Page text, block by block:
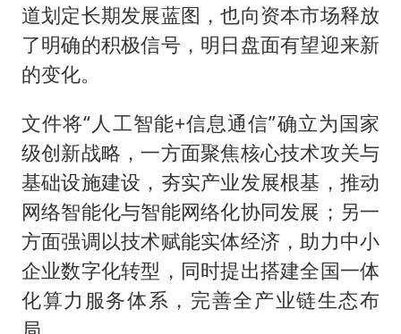
道划定长期发展蓝图，也向资本市场释放
了明确的积极信号，明日盘面有望迎来新
的变化。
文件将“人工智能+信息通信”确立为国家
级创新战略，一方面聚焦核心技术攻关与
基础设施建设，夯实产业发展根基，推动
网络智能化与智能网络化协同发展；另一
方面强调以技术赋能实体经济，助力中小
企业数字化转型，同时提出搭建全国一体
化算力服务体系，完善全产业链生态布
局。